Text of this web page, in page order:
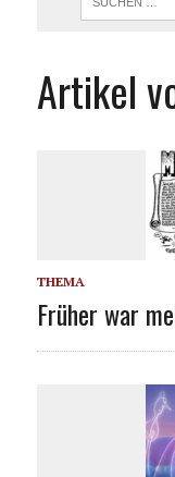
Artikel
THEMA
Früher war